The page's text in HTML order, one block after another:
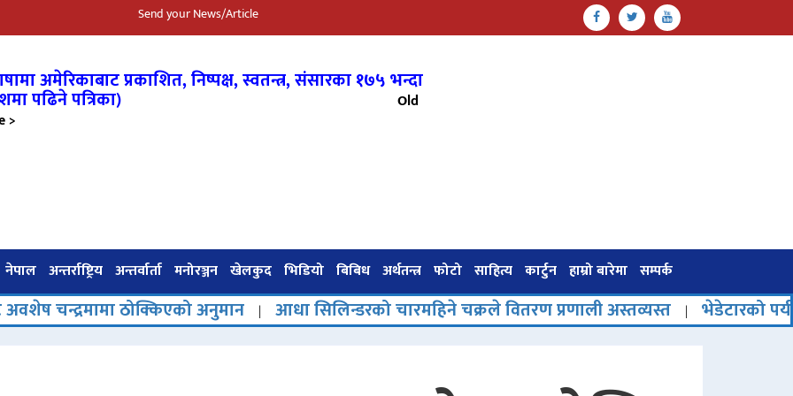
Send your News/Article
अमेरिकाबाट प्रकाशित, निष्पक्ष, स्वतन्त्र,संसारका १७५ भन्दा
पढिने पत्रिका)
Old
>
नेपाल अन्तर्राष्ट्रिय अन्तर्वार्ता मनोरञ्जन खेलकुद भिडियो बिबिध अर्थतन्त्र फोटो साहित्य कार्टुन हाम्रो बारेमा सम्पर्क
ठोक्किएको अनुमान | आधा सिलिन्डरको चारमहिने चक्रले वितरण प्रणाली अस्तव्यस्त | भेडेटारको पर्यटनमा नयाँ